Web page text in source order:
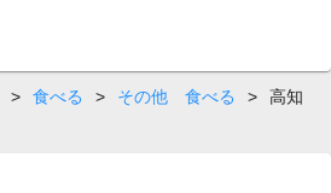
> 食べる > その他 食べる >
高知